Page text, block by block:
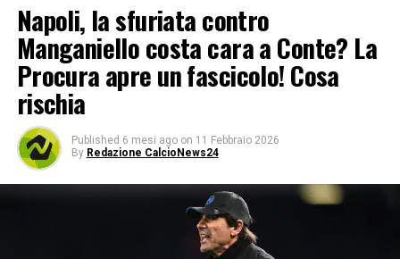
Napoli, la sfuriata contro
Manganiello costa cara a Conte? La
Procura apre un fascicolo! Cosa
rischia
Published 6 mesi ago on 11 Febbraio 2026
By Redazione CalcioNews24